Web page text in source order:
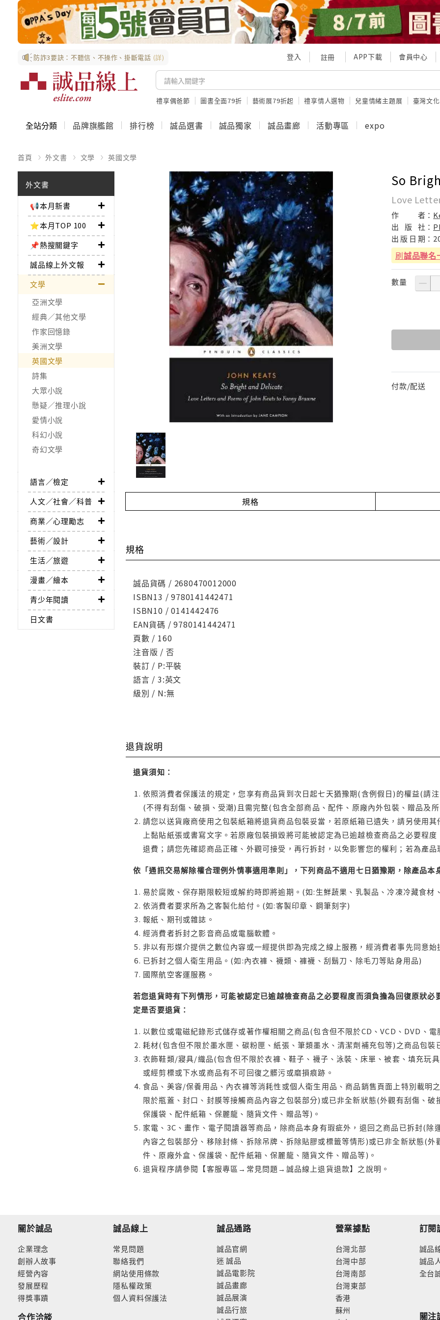
防詐3要訣：不聽信、不操作、掛斷電話 (詳) 登入 註冊 APP下載 會員中心
禮享偶爸節 圖書全面79折 藝術展79折起 禮享情人選物 兒童情緒主題展 臺灣文
全站分類 品牌旗艦館 排行榜 誠品選書 誠品獨家 誠品畫廊 活動專區 expo
首頁 外文書 文學 英國文學
外文書
📢本月新書
⭐本月TOP 100
📌熱搜關鍵字
誠品線上外文報
文學
亞洲文學
經典／其他文學
作家回憶錄
美洲文學
英國文學
詩集
大眾小說
懸疑／推理小說
愛情小說
科幻小說
奇幻文學
語言／檢定
人文／社會／科普
商業／心理勵志
藝術／設計
生活／旅遊
漫畫／繪本
青少年閱讀
日文書
So
Love
作 者：
出
版 社：
出 版 日 期：
刷誠品聯名
數量
付款/配送
規格
規格
誠品貨碼 / 2680470012000
ISBN13 / 9780141442471
ISBN10 / 0141442476
EAN貨碼 / 9780141442471
頁數 / 160
注音版 / 否
裝訂 / P:平裝
語言 / 3:英文
級別 / N:無
退貨說明
退貨須知：
依照消費者保護法的規定，您享有商品貨到次日起七天猶豫期(含例假日)的權益(請
(不得有刮傷、破損、受潮)且需完整(包含全部商品、配件、原廠內外包裝、贈品及
請您以送貨廠商使用之包裝紙箱將退貨商品包裝妥當，若原紙箱已遺失，請另使用
上黏貼紙張或書寫文字。若原廠包裝損毀將可能被認定為已逾越檢查商品之必要程
退費；請您先確認商品正確、外觀可接受，再行拆封，以免影響您的權利；若為產
依「通訊交易解除權合理例外情事適用準則」，下列商品不適用七日猶豫期，除產品本
易於腐敗、保存期限較短或解約時即將逾期。(如:生鮮蔬果、乳製品、冷凍冷藏食材
依消費者要求所為之客製化給付。(如:客製印章、鋼筆刻字)
報紙、期刊或雜誌。
經消費者拆封之影音商品或電腦軟體。
非以有形媒介提供之數位內容或一經提供即為完成之線上服務，經消費者事先同意
已拆封之個人衛生用品。(如:內衣褲、襪類、褲襪、刮鬍刀、除毛刀等貼身用品)
國際航空客運服務。
若您退貨時有下列情形，可能被認定已逾越檢查商品之必要程度而須負擔為回復原狀
定是否要退貨：
以數位或電磁紀錄形式儲存或著作權相關之商品(包含但不限於CD、VCD、DVD、
耗材(包含但不限於墨水匣、碳粉匣、紙張、筆類墨水、清潔劑補充包等)之商品包
衣飾鞋類/寢具/織品(包含但不限於衣褲、鞋子、襪子、泳裝、床單、被套、填充玩
或經剪標或下水或商品有不可回復之髒污或磨損痕跡。
食品、美容/保養用品、內衣褲等消耗性或個人衛生用品、商品銷售頁面上特別載明
限於瓶蓋、封口、封膜等接觸商品內容之包裝部分)或已非全新狀態(外觀有刮傷、
保護袋、配件紙箱、保麗龍、隨貨文件、贈品等)。
家電、3C、畫作、電子閱讀器等商品，除商品本身有瑕疵外，退回之商品已拆封(
內容之包裝部分、移除封條、拆除吊牌、拆除貼膠或標籤等情形)或已非全新狀態(
件、原廠外盒、保護袋、配件紙箱、保麗龍、隨貨文件、贈品等)。
退貨程序請參閱【客服專區→常見問題→誠品線上退貨退款】之說明。
關於誠品
企業理念
創辦人故事
經營內容
發展歷程
得獎事蹟
合作洽談
誠品線上
常見問題
聯絡我們
網站使用條款
隱私權政策
個人資料保護法
誠品通路
誠品官網
迷 誠品
誠品電影院
誠品畫廊
誠品展演
誠品行旅
營業據點
台灣北部
台灣中部
台灣南部
台灣東部
香港
蘇州
訂閱
誠品
誠品
全台
關注